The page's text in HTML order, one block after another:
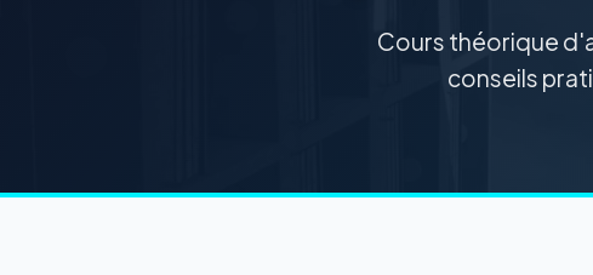
Cours théorique
conseils